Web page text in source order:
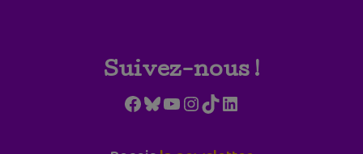
Suivez-nous !
Facebook
Bluesky
YouTube
Instagram
TikTokLinkedIn